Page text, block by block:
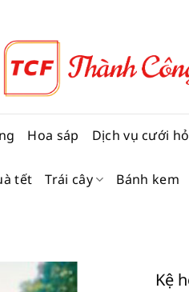
Hoa sáp Dịch vụ cưới
tết Trái cây Bánh kem
Kệ